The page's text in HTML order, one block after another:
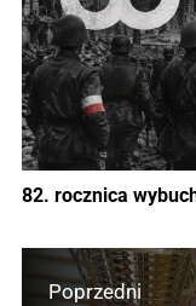
82. rocznica
Poprzedni